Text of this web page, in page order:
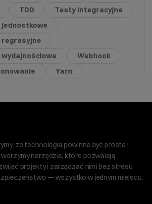
TDD
Testy integracyjne
jednostkowe
regresyjne
Webhook
Yarn
że technologia powinna być prosta i
narzędzia, które pozwalają
projekty i zarządzać nimi bez stresu.
— wszystko w jednym miejscu.